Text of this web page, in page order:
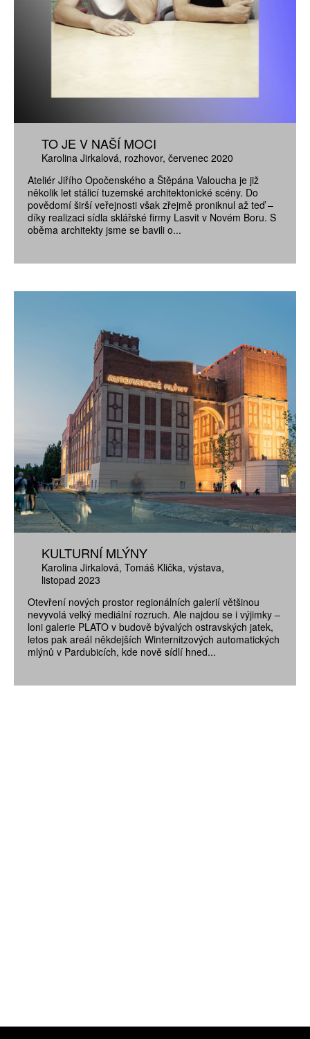
TO JE V NAŠÍ MOCI
Karolina Jirkalová rozhovor červenec 2020
Ateliér Jiřího Opočenského a Štěpána Valoucha je již
několik let stálicí tuzemské architektonické scény. Do
povědomí širší veřejnosti však zřejmě proniknul až teď –
díky realizaci sídla sklářské firmy Lasvit v Novém Boru. S
oběma architekty jsme se bavili o...
KULTURNÍ MLÝNY
Karolina Jirkalová Tomáš Klička výstava
listopad 2023
Otevření nových prostor regionálních galerií většinou
nevyvolá velký mediální rozruch. Ale najdou se i výjimky –
loni galerie PLATO v budově bývalých ostravských jatek,
letos pak areál někdejších Winternitzových automatických
mlýnů v Pardubicích, kde nově sídlí hned...